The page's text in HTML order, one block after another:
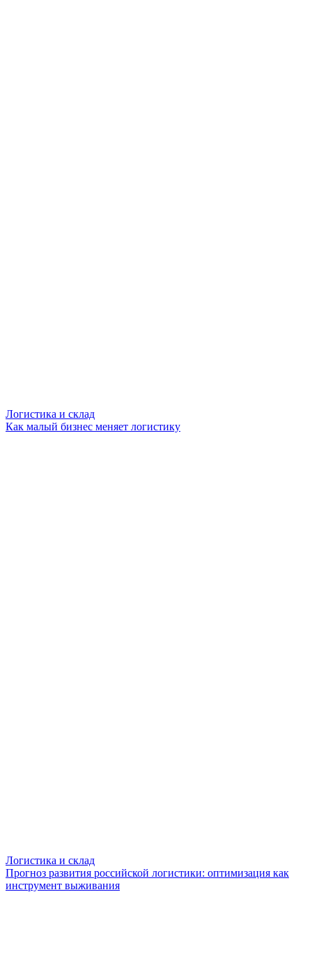
Логистика и склад
Как малый бизнес меняет логистику
Логистика и склад
Прогноз развития российской логистики: оптимизация как
инструмент выживания